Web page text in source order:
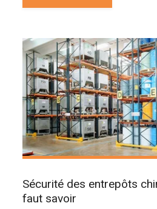
Sécurité des entrepôts
faut savoir